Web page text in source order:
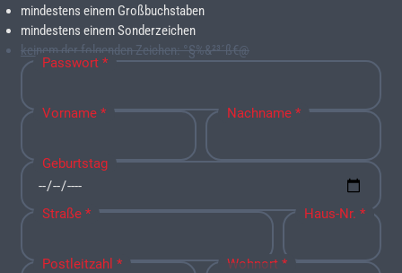
mindestens einem Großbuchstaben
mindestens einem Sonderzeichen
keinemder folgenden Zeichen: °§%&²³´ß€@
Passwort *
Vorname * Nachname *
Geburtstag
Straße * Haus-Nr. *
Postleitzahl * Wohnort *